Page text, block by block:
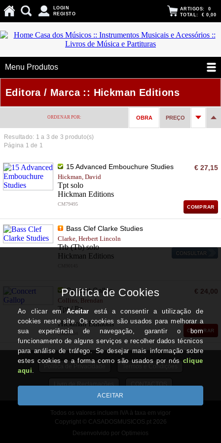
LOGIN
REGISTO
ARTIGOS: 0
TOTAL: € 0,00
Menu Produtos
Editora / Marca :: Hickman Editions
ORDENAR POR: OBRA PREÇO
Resultado: 1 a 3 de 3 produto(s)
Página 1 de 1
15 Advanced Embouchure Studies
Hickman, David
Tpt solo
Hickman Editions
CM79495
€ 27,15
COMPRAR
Bass Clef Clarke Studies
Clarke, Herbert Lincoln
Trb (Tb) solo
Hickman Editions
Concert Gallop
Collins, Brendan
Tpt / Pn
Hickman Editions
CM83804
€ 24,00
COMPRAR
Termos e Condições
Livro de Reclamações CONTACTOS
Todos os valores incluem IVA à taxa em vigor
Copyright © CASADOSMUSICOS.pt 2026
Desenvolvido por Optimeios